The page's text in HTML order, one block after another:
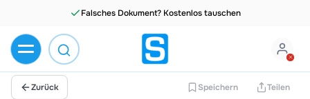
Falsches Dokument? Kostenlos tauschen
Zurück Speichern Teilen